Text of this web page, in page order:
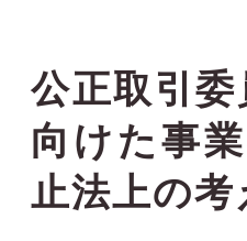
公正取引
向けた事
止法上の考